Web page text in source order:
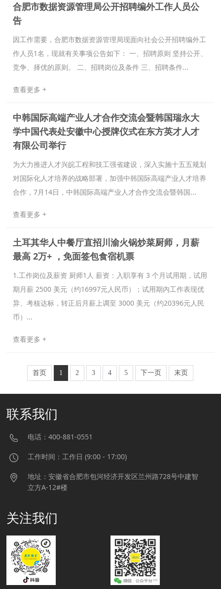
合肥市数据资源管理局公开招聘编外工作人员公
告
因工作需要，合肥市数据资源管理局现面向社会公开招聘编外工
作人员1名，现就有关事项公告如下： 一、招聘原则 坚持公开、
竞争、择优的原则。 二、招聘岗位及条件 三、招聘条件...
查看更多 +
中韩国际高端产业人才合作交流会暨韩国瑞永大
学中国代表处安徽中心授牌仪式在东方英才人才
有限公司举行
为大力推进人才兴皖工程和技工强省建设，深入实施十五五规划
对国际化人才培养的战略部署，加强中韩国际高端产业人才培养
合作，7月14日，中韩国际高端产业人才合作交流会暨韩国...
查看更多 +
土耳其华人中餐厅直招川渝火锅炒菜厨师，月薪
最高 2万+ ，免面签包食宿机票
1.工作岗位及薪资 厨师1人 薪资：入职享有 3 个月试用期，试用
期月薪 2500 美元（约16997元人民币）；试用期内工作表现优
异、考核达标，转正后月薪上调至 3000 美元（约20396元人民
币）...
查看更多 +
首页 1 2 3 4 5 下一页 末页
联系我们
电话：400-881-0551
工作时间：工作日 (9:00 - 17:00)
地址：安徽省合肥市包河经济开发区兰州路728号中建智
立方A-12#楼
关注我们